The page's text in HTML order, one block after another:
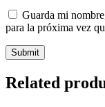
Guarda mi
para la próxima vez
Related